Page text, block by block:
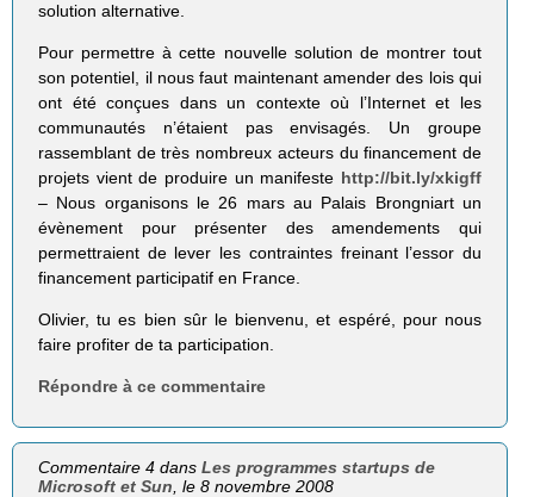
solution alternative.
Pour permettre à cette nouvelle solution de montrer tout
son potentiel, il nous faut maintenant amender des lois qui
ont été conçues dans un contexte où l’Internet et les
communautés n’étaient pas envisagés. Un groupe
rassemblant de très nombreux acteurs du financement de
projets vient de produire un manifeste http://bit.ly/xkigff
– Nous organisons le 26 mars au Palais Brongniart un
évènement pour présenter des amendements qui
permettraient de lever les contraintes freinant l’essor du
financement participatif en France.
Olivier, tu es bien sûr le bienvenu, et espéré, pour nous
faire profiter de ta participation.
Répondre à ce commentaire
Commentaire 4 dansLes programmes startups de
Microsoft et Sun , le 8 novembre 2008